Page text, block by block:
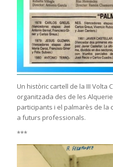
Un històric cartell de la III Volta
organitzada des de les
participants i el palmarès de la
a futurs professionals.
***